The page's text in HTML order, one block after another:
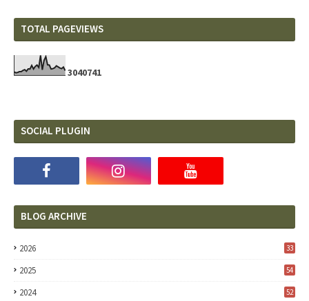
TOTAL PAGEVIEWS
3040741
SOCIAL PLUGIN
BLOG ARCHIVE
2026 33
2025 54
2024 52